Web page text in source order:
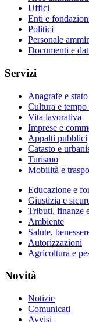
Uffici
Enti e
Politici
Personale
Documenti e
Servizi
Anagrafe e
Cultura e
Vita lavorativa
Imprese e
Appalti pubblici
Catasto e
Turismo
Mobilità e
Educazione e
Giustizia e
Tributi, finanze
Ambiente
Salute,
Autorizzazioni
Agricoltura e
Novità
Notizie
Comunicati
Avvisi